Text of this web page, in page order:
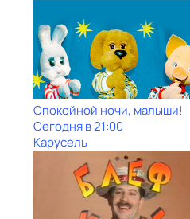
Спокойной ночи, малыши!
Сегодня в 21:00
Карусель